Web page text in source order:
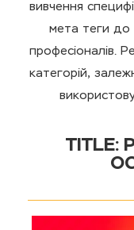
вивчення
мета теги до
професіоналів.
категорій,
TITLE: